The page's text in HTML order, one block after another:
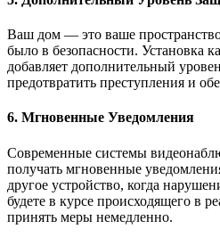
Ваш дом — это ваше
было в безопасности. Установка
добавляет дополнительный
предотвратить преступления и
6. Мгновенные Уведомления
Современные системы
получать мгновенные
другое устройство, когда
будете в курсе происходящего в
принять меры немедленно.